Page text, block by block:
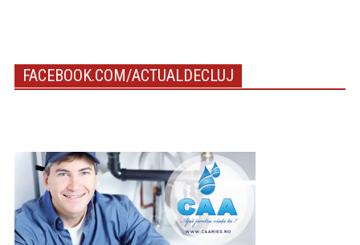
FACEBOOK.COM/ACTUALDECLUJ